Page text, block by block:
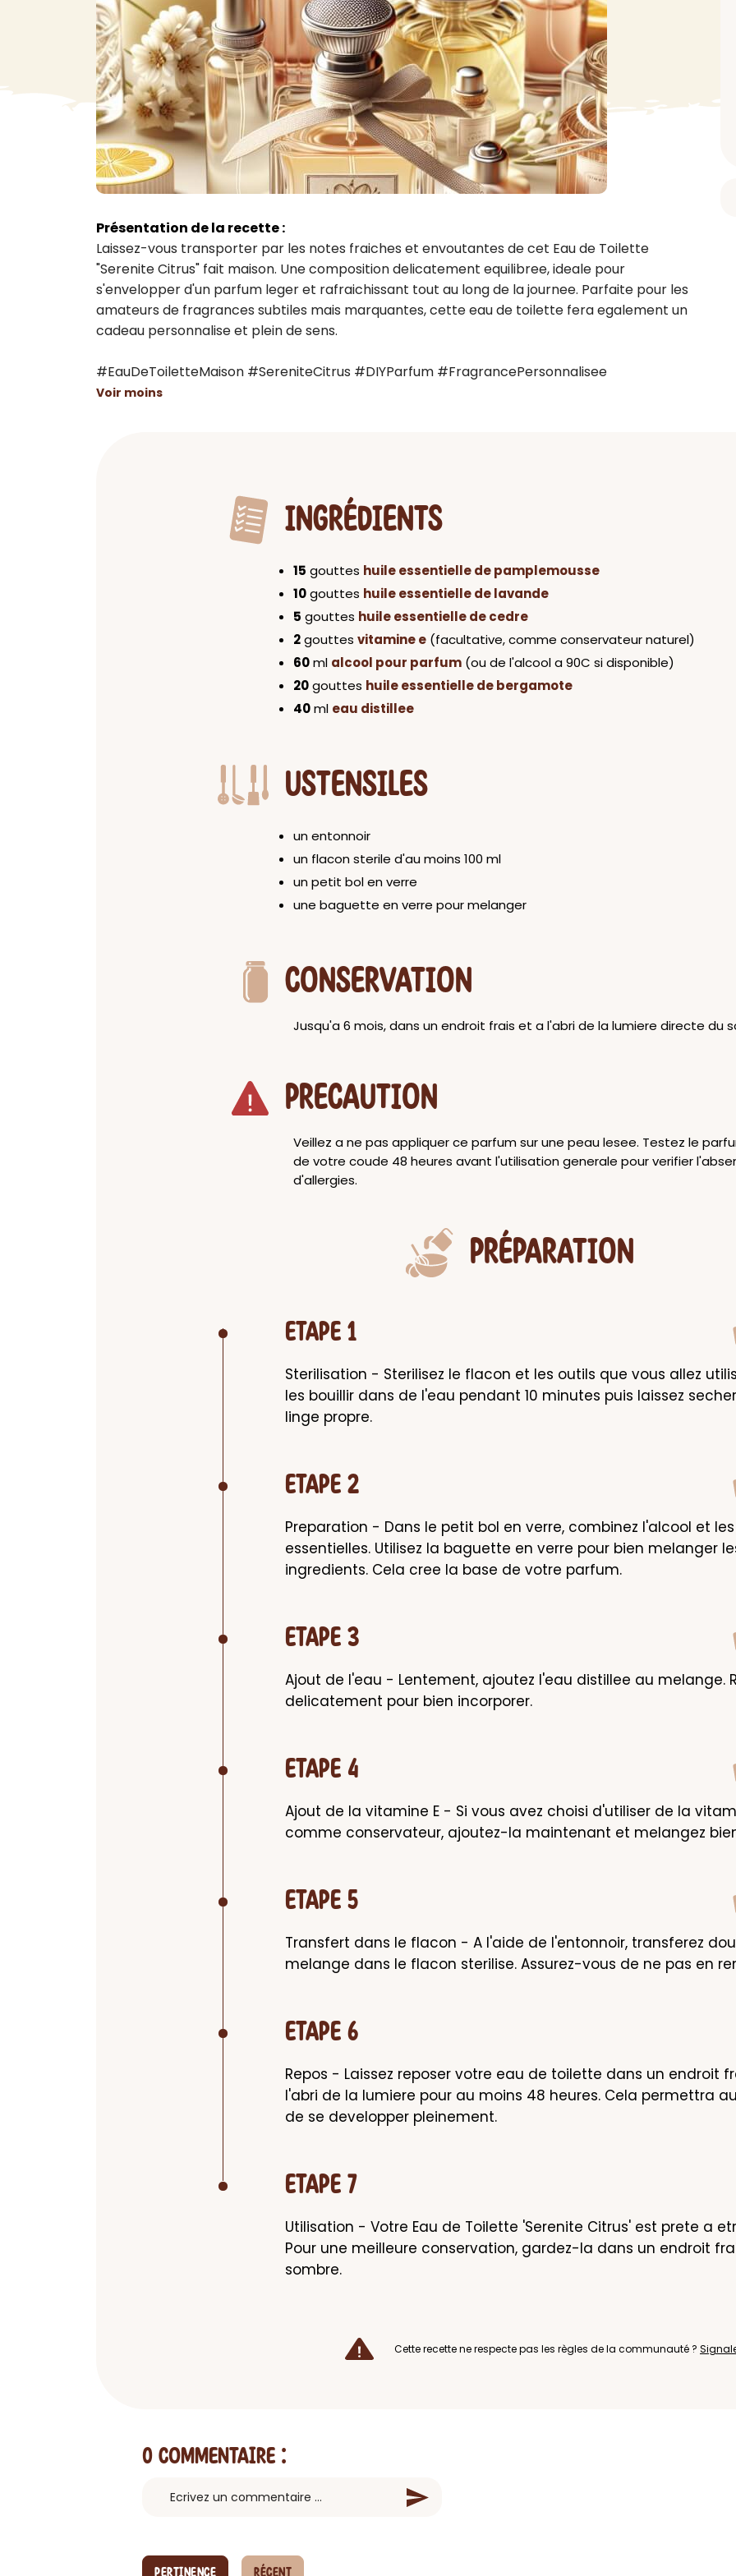
VAISELLE
Liquide Vaiselle
Entretien Lave Vaiselle
Autre
> Voir tout
DIVERS
Spécial Covid
Automobile
Insecticide
Objet
Autre
> Voir tout
BAIN ET DOUCHE
Gel douche
Savon
Huile de bain
Pain moussant
Bombe de bain
Autre
> Voir tout
Spray corporel
Présentation de la recette :
Laissez-vous transporter par les notes fraiches et envoutantes de cet Eau de Toilette
"Serenite Citrus" fait maison. Une composition delicatement equilibree, ideale pour
s'envelopper d'un parfum leger et rafraichissant tout au long de la journee. Parfaite pour les
amateurs de fragrances subtiles mais marquantes, cette eau de toilette fera egalement un
cadeau personnalise et plein de sens.
#EauDeToiletteMaison #SereniteCitrus #DIYParfum #FragrancePersonnalisee
Voir moins
INGRÉDIENTS
15 gouttes huile essentielle de pamplemousse
10gouttes huile essentielle de lavande
5 gouttes huile essentielle de cedre
2gouttes vitamine e (facultative, comme conservateur naturel)
60ml alcool pour parfum (ou de l'alcool a 90C si disponible)
20gouttes huile essentielle de bergamote
40ml eau distillee
USTENSILES
un entonnoir
un flacon sterile d'au moins 100 ml
un petit bol en verre
une baguette en verre pour melanger
CONSERVATION
Jusqu'a 6 mois, dans un endroit frais et a l'abri de la lumiere directe du
PRECAUTION
Veillez a ne pas appliquer ce parfum sur une peau lesee. Testez le
de votre coude 48 heures avant l'utilisation generale pour verifier
d'allergies.
PRÉPARATION
ETAPE 1
Sterilisation - Sterilisez le flacon et les outils que vous allez
les bouillir dans de l'eau pendant 10 minutes puis laissez
linge propre.
ETAPE 2
Preparation - Dans le petit bol en verre, combinez l'alcool et
essentielles. Utilisez la baguette en verre pour bien melanger
ingredients. Cela cree la base de votre parfum.
ETAPE 3
Ajout de l'eau - Lentement, ajoutez l'eau distillee au melange.
delicatement pour bien incorporer.
ETAPE 4
Ajout de la vitamine E - Si vous avez choisi d'utiliser de la
comme conservateur, ajoutez-la maintenant et melangez
ETAPE 5
Transfert dans le flacon - A l'aide de l'entonnoir, transferez
melange dans le flacon sterilise. Assurez-vous de ne pas en
ETAPE 6
Repos - Laissez reposer votre eau de toilette dans un endroit
l'abri de la lumiere pour au moins 48 heures. Cela permettra
de se developper pleinement.
ETAPE 7
Utilisation - Votre Eau de Toilette 'Serenite Citrus' est prete a
Pour une meilleure conservation, gardez-la dans un endroit
sombre.
Cette recette ne respecte pas les règles de la communauté ?
0 Commentaire :
PERTINENCE RÉCENT